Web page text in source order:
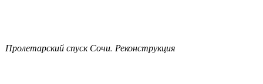
Пролетарский спуск Сочи. Реконструкция